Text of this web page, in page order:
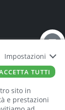
sito in
e prestazioni
Impostazioni
TUTTI